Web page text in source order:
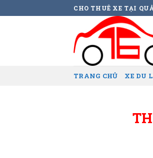
to
CHO THUÊ XE TẠI
TRANG CHỦ XE DU